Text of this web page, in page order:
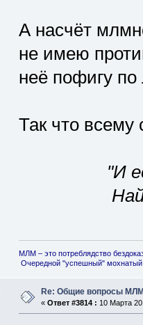
А насчёт
не имею
неё пофигу по
Так что всему
"И
МЛМ – это потреблядство
Очередной "успешный"
Re: Общие вопросы
« Ответ #3814 : 10 Марта